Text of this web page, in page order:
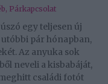
, Párkapcsolat
egy teljesen új
pár hónapban,
Az anyuka sok
neveli a kisbabáját,
családi fotót